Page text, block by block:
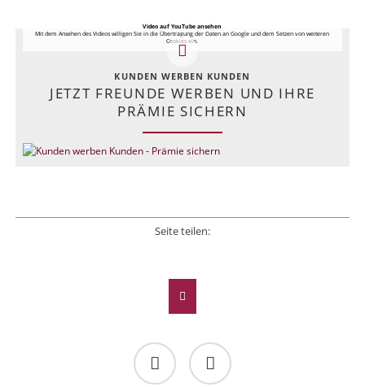
Video auf YouTube ansehen
Mit dem Ansehen des Videos willigen Sie in die Übertragung der Daten an Google und dem Setzen von weiteren
Cookies ein.
KUNDEN WERBEN KUNDEN
JETZT FREUNDE WERBEN UND IHRE
PRÄMIE SICHERN
Seite teilen: